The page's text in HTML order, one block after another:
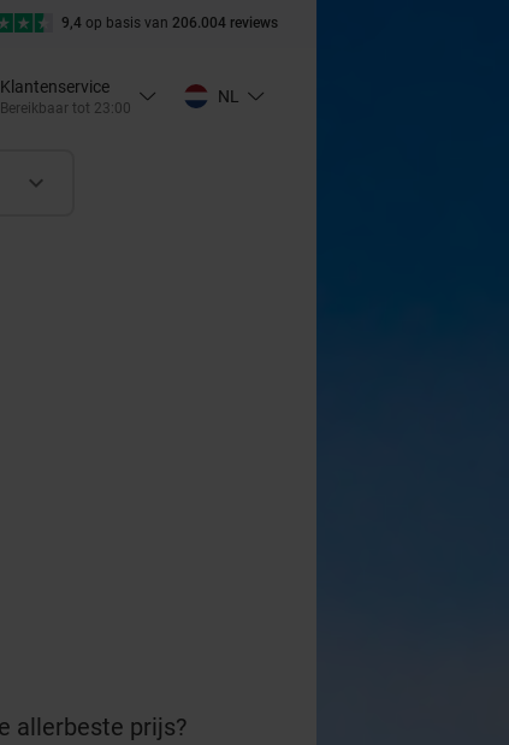
9,4 op basis van 206.004 reviews
Klantenservice
Bereikbaar tot 23:00
NL
allerbeste prijs?